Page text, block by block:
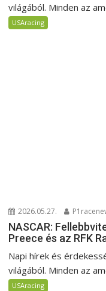
világából. Minden az
USAracing
2026.05.27.
NASCAR:
Preece és az RFK
Napi hírek és
világából. Minden az
USAracing